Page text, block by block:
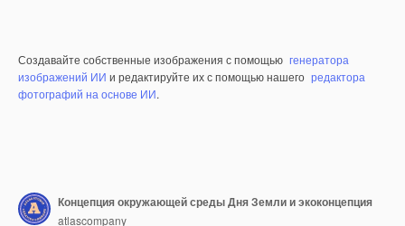
Создавайте собственные изображения с помощью генератора
изображений ИИ и редактируйте их с помощью нашего редактора
фотографий на основе ИИ.
Концепция окружающей среды Дня Земли и экоконцепция
atlascompany